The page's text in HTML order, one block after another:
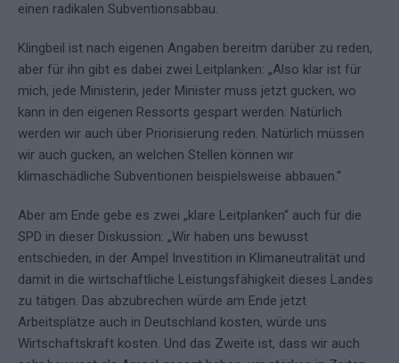
einen radikalen Subventionsabbau.
Klingbeil ist nach eigenen Angaben bereitm darüber zu reden,
aber für ihn gibt es dabei zwei Leitplanken: „Also klar ist für
mich, jede Ministerin, jeder Minister muss jetzt gucken, wo
kann in den eigenen Ressorts gespart werden. Natürlich
werden wir auch über Priorisierung reden. Natürlich müssen
wir auch gucken, an welchen Stellen können wir
klimaschädliche Subventionen beispielsweise abbauen.“
Aber am Ende gebe es zwei „klare Leitplanken“ auch für die
SPD in dieser Diskussion: „Wir haben uns bewusst
entschieden, in der Ampel Investition in Klimaneutralität und
damit in die wirtschaftliche Leistungsfähigkeit dieses Landes
zu tätigen. Das abzubrechen würde am Ende jetzt
Arbeitsplätze auch in Deutschland kosten, würde uns
Wirtschaftskraft kosten. Und das Zweite ist, dass wir auch